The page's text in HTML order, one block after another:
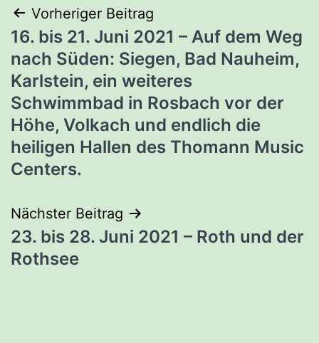
Beitragsnavigation
Vorheriger Beitrag
16. bis 21. Juni 2021 – Auf dem Weg
nach Süden: Siegen, Bad Nauheim,
Karlstein, ein weiteres
Schwimmbad in Rosbach vor der
Höhe, Volkach und endlich die
heiligen Hallen des Thomann Music
Centers.
Nächster Beitrag
23. bis 28. Juni 2021 – Roth und der
Rothsee